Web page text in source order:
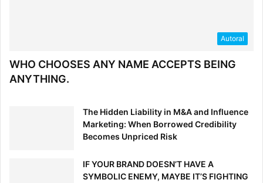
Autoral
WHO CHOOSES ANY NAME ACCEPTS BEING
ANYTHING.
The Hidden Liability in M&A and Influence
Marketing: When Borrowed Credibility
Becomes Unpriced Risk
IF YOUR BRAND DOESN’T HAVE A
SYMBOLIC ENEMY, MAYBE IT’S FIGHTING